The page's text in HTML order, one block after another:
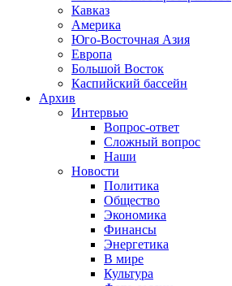
Кавказ
Америка
Юго-Восточная Азия
Европа
Большой Восток
Каспийский бассейн
Архив
Интервью
Вопрос-ответ
Сложный вопрос
Наши
Новости
Политика
Общество
Экономика
Финансы
Энергетика
В мире
Культура